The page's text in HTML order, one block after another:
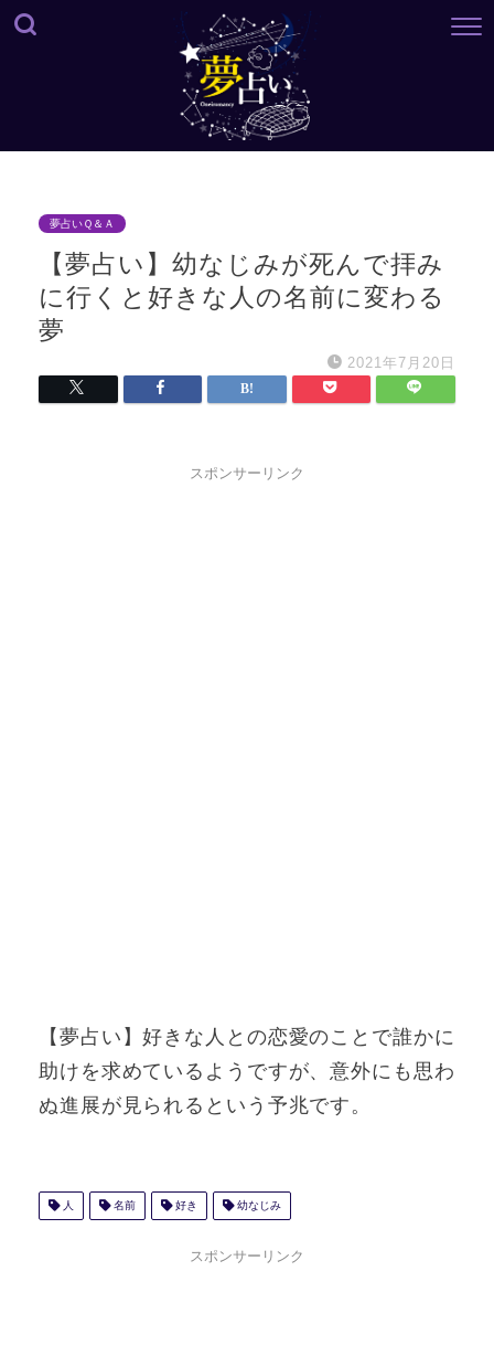
夢占いＱ＆Ａ
【夢占い】幼なじみが死んで拝み
に行くと好きな人の名前に変わる
夢
2021年7月20日
スポンサーリンク
【夢占い】好きな人との恋愛のことで誰かに
助けを求めているようですが、意外にも思わ
ぬ進展が見られるという予兆です。
人 名前 好き 幼なじみ
スポンサーリンク